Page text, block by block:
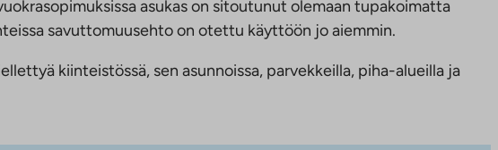
asukas on sitoutunut olemaan tupakoimatta
savuttomuusehto on otettu käyttöön jo aiemmin.
kiinteistössä, sen asunnoissa, parvekkeilla, piha-alueilla ja